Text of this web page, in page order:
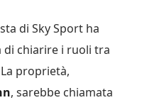
di Sky Sport ha
di chiarire i ruoli tra
proprietà,
, sarebbe chiamata